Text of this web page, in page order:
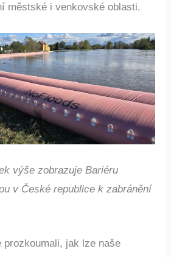
městské i venkovské oblasti.
výše zobrazuje Bariéru
v České republice k zabránění
prozkoumali, jak lze naše